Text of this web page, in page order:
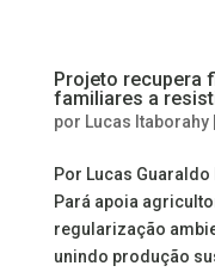
Projeto recupera
familiares a
por Lucas Itaborahy|
Por Lucas
Pará apoia
regularização
unindo produção